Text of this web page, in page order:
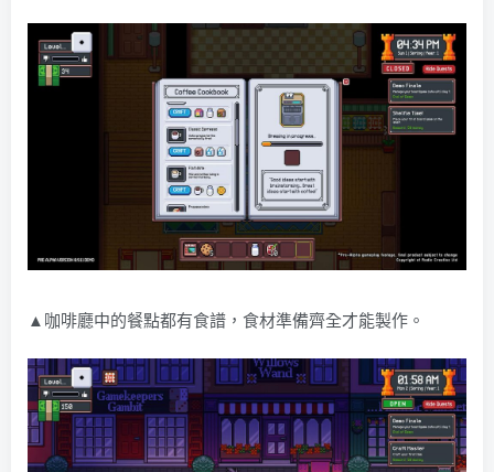
▲咖啡廳中的餐點都有食譜，食材準備齊全才能製作。